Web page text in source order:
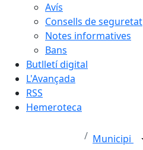
Avís
Consells de seguretat
Notes informatives
Bans
Butlletí digital
L'Avançada
RSS
Hemeroteca
Municipi